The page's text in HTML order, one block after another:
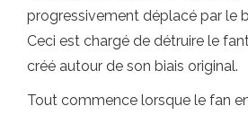
progressivement déplacé par le
Ceci est chargé de détruire le
créé autour de son biais original.
Tout commence lorsque le fan